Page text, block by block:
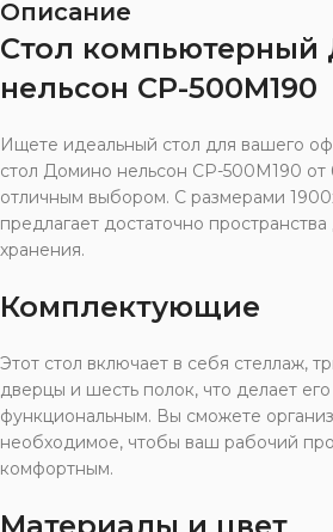
Описание
Стол компьютерный
нельсон СР-500М190
Ищете идеальный стол для вашего
стол Домино нельсон СР-500М190 от
отличным выбором. С размерами
предлагает достаточно
хранения.
Комплектующие
Этот стол включает в себя стеллаж,
дверцы и шесть полок, что делает
функциональным. Вы сможете
необходимое, чтобы ваш рабочий
комфортным.
Материалы и цвет